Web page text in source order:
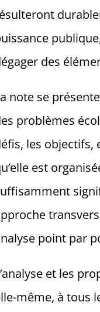
des
note se
problèmes
les objectifs,
est
point par
et les
même, à tous